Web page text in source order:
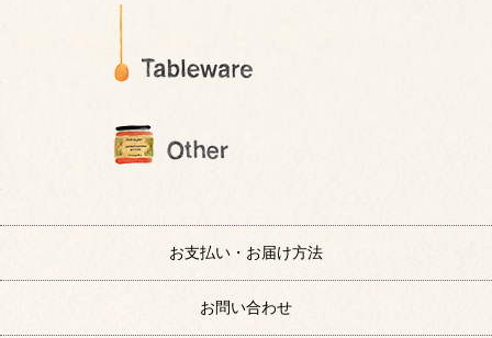
お支払い・お届け方法
お問い合わせ